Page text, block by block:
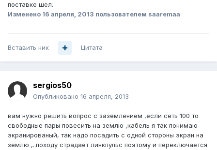
поставке шел.
Изменено 16 апреля, 2013 пользователем saaremaa
Вставить ник Цитата
sergios50
Опубликовано 16 апреля, 2013
вам нужно решить вопрос с заземлением ,если сеть 100 то
свободные пары повесить на землю ,кабель я так понимаю
экранированый, так надо посадить с одной стороны экран на
землю ,..походу страдает линкпульс поэтому и переключается